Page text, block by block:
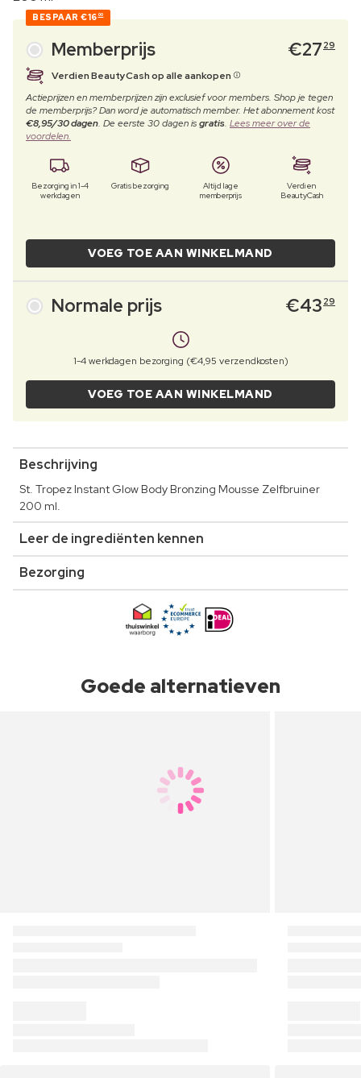
BESPAAR €16 00
Memberprijs €27 29
Verdien BeautyCash op alle aankopen
Actieprijzen en memberprijzen zijn exclusief voor members. Shop je tegen
de memberprijs? Dan word je automatisch member. Het abonnement kost
€8,95/30 dagen. De eerste 30 dagen isgratis. Lees meer over de
voordelen.
Bezorging in 1-4
werkdagen
Gratis bezorging
Altijd lage
memberprijs
Verdien
BeautyCash
VOEG TOE AAN WINKELMAND
Normale prijs €43 29
1-4 werkdagen bezorging (€4,95 verzendkosten)
VOEG TOE AAN WINKELMAND
Beschrijving
St. Tropez Instant Glow Body Bronzing Mousse Zelfbruiner
200 ml.
Leer de ingrediënten kennen
Bezorging
Goede alternatieven